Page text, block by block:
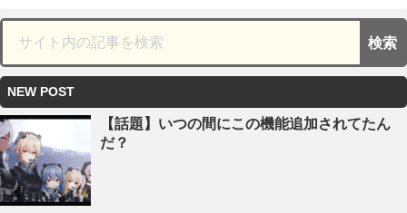
NEW POST
【話題】いつの間にこの機能追加されてたん
だ？